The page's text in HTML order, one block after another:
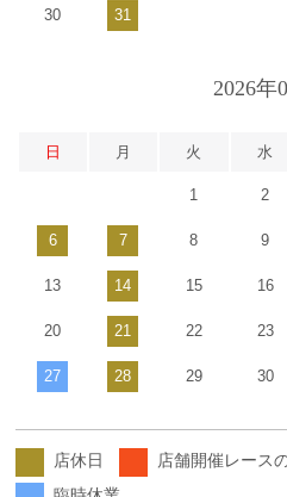
30 31
2026年
日 月 火 水
1 2
6 7 8 9
13 14 15 16
20 21 22 23
27 28 29 30
店休日
店舗開催レース